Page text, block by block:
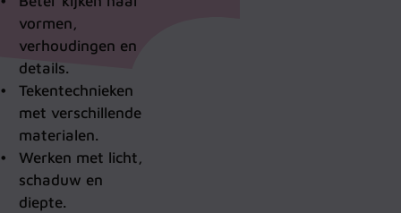
vormen,
verhoudingen en
details.
Tekentechnieken
met verschillende
materialen.
Werken met licht,
schaduw en
diepte.